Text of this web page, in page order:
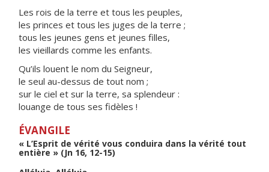
Les rois de la terre et tous les peuples,
les princes et tous les juges de la terre ;
tous les jeunes gens et jeunes filles,
les vieillards comme les enfants.
Qu’ils louent le nom du Seigneur,
le seul au-dessus de tout nom ;
sur le ciel et sur la terre, sa splendeur :
louange de tous ses fidèles !
ÉVANGILE
« L’Esprit de vérité vous conduira dans la vérité tout
entière » (Jn 16, 12-15)